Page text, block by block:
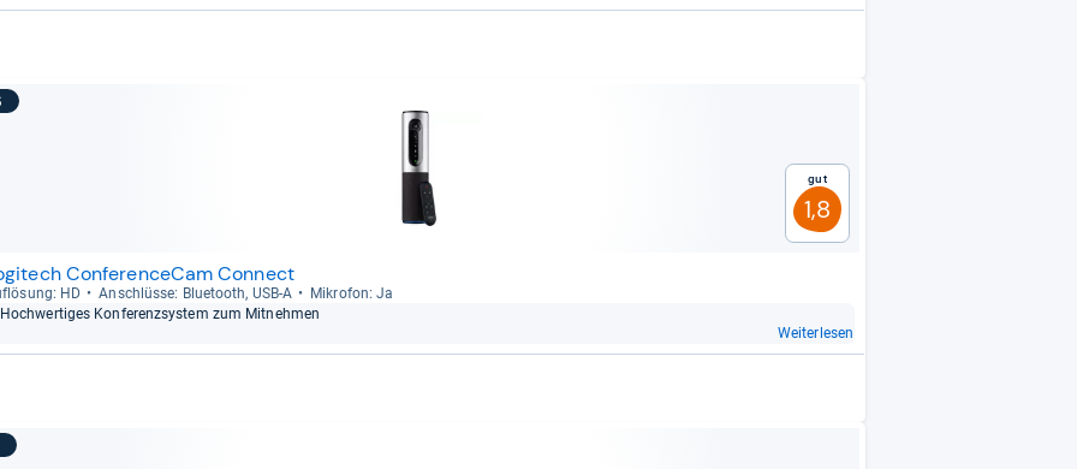
Gut
1,8
ConferenceCam Connect
HD Anschlüsse: Blue­tooth, USB-​A
Mikro­fon: Ja
Hoch­wer­ti­ges Kon­fe­renz­sys­tem zum Mit­neh­men
Weiterlesen